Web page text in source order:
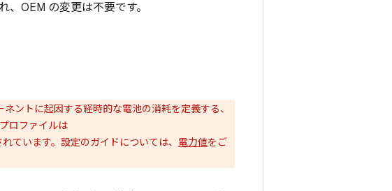
OEM の変更は不要です。
ントに起因する経時的な電池の消耗を定義する、
ロファイルは
ています。設定のガイドについては、 電力値をご